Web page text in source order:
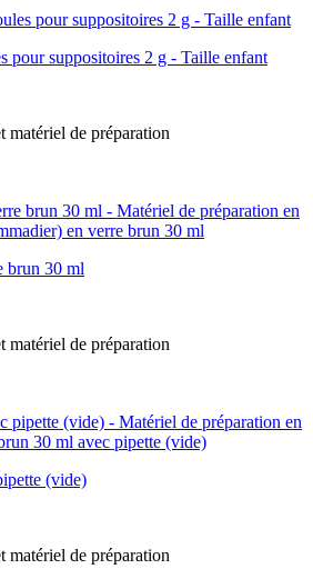
pour suppositoires 2 g - Taille enfant
matériel de préparation
brun 30 ml
matériel de préparation
(vide)
matériel de préparation